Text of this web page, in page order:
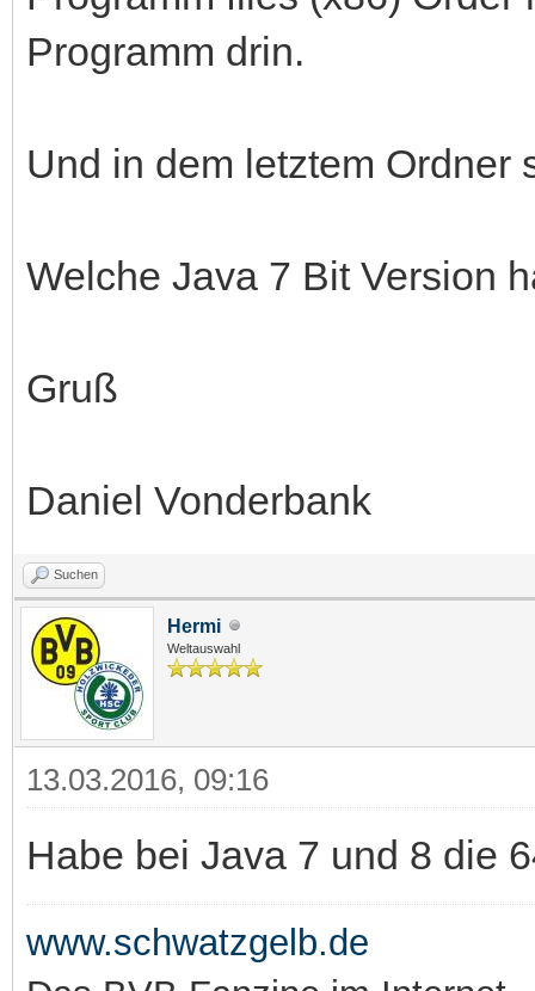
Programm drin.
Und in dem letztem Ordner
Welche Java 7 Bit Version
Gruß
Daniel Vonderbank
Suchen
Hermi
Weltauswahl
13.03.2016, 09:16
Habe bei Java 7 und 8 die
www.schwatzgelb.de